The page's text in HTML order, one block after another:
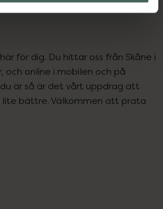
för dig. Du hittar oss från Skåne i
och online i mobilen och på
är så är det vårt uppdrag att
bättre. Välkommen att prata